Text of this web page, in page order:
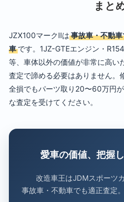
まと
JZX100マークIIは 事故車・不動
車です。1JZ-GTEエンジン・
等、車体以外の価値が非常に高い
査定で諦める必要はありません。
全損でもパーツ取り20〜60万円
な査定を受けてください。
愛車の価値、把握
改造車王はJDMスポーツ
事故車・不動車でも適正査定